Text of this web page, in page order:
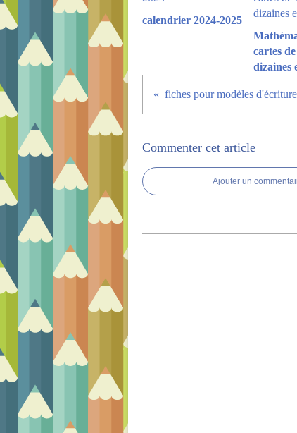
calendrier 2024-2025
cartes
dizaines
fiches pour modèles d'écriture
Commenter cet article
Ajouter un